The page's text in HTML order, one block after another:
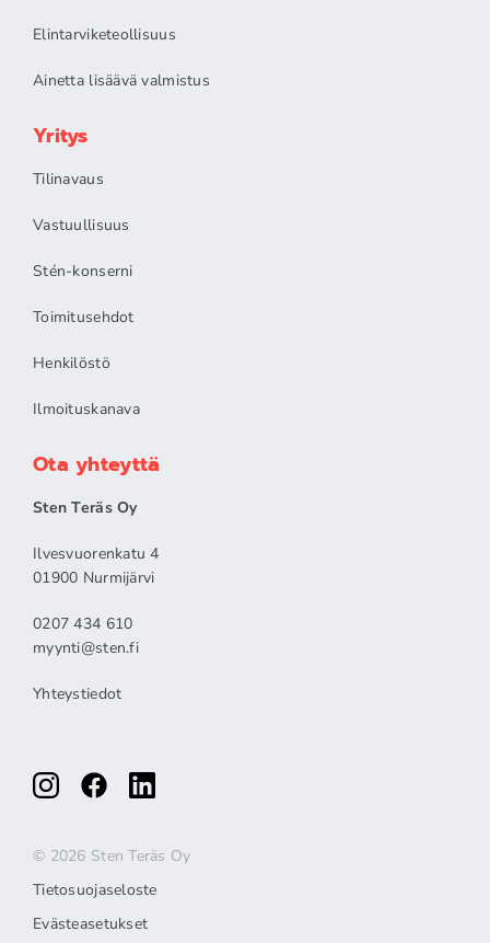
Elintarviketeollisuus
Ainetta lisäävä valmistus
Yritys
Tilinavaus
Vastuullisuus
Stén-konserni
Toimitusehdot
Henkilöstö
Ilmoituskanava
Ota yhteyttä
Sten Teräs Oy
Ilvesvuorenkatu 4
01900 Nurmijärvi
0207 434 610
myynti@sten.fi
Yhteystiedot
© 2026 Sten Teräs Oy
Tietosuojaseloste
Evästeasetukset